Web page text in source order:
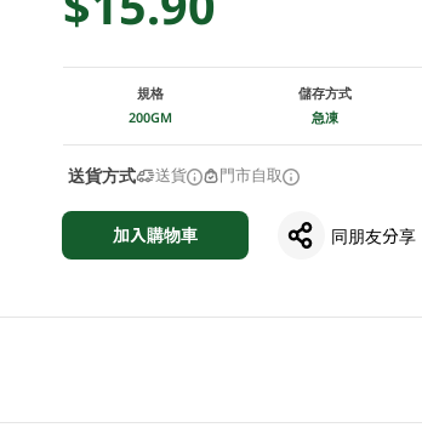
規格
200GM
儲存方式
急凍
送貨方式 送貨 門市自取
加入購物車 同朋友分享